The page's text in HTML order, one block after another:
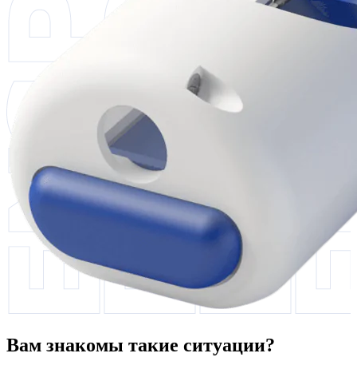
Вам знакомы такие ситуации?